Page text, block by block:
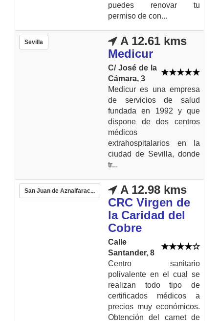
puedes renovar tu
permiso de con...
Sevilla
A 12.61 kms
Medicur
C/ José de la
Cámara, 3
Medicur es una empresa
de servicios de salud
fundada en 1992 y que
dispone de dos centros
médicos
extrahospitalarios en la
ciudad de Sevilla, donde
tr...
San Juan de Aznalfarac...
A 12.98 kms
CRC Virgen de
la Caridad del
Cobre
Calle
Santander, 8
Centro sanitario
polivalente en el cual se
realizan todo tipo de
certificados médicos a
precios muy económicos.
Obtención del carnet de